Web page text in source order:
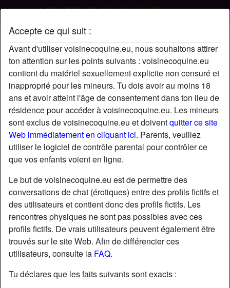
Accepte ce qui suit :
Avant d'utiliser voisinecoquine.eu, nous souhaitons attirer
ton attention sur les points suivants : voisinecoquine.eu
contient du matériel sexuellement explicite non censuré et
inapproprié pour les mineurs. Tu dois avoir au moins 18
ans et avoir atteint l'âge de consentement dans ton lieu de
résidence pour accéder à voisinecoquine.eu. Les mineurs
sont exclus de voisinecoquine.eu et doiventquitter ce site
Web immédiatement en cliquant ici. Parents, veuillez
utiliser le logiciel de contrôle parental pour contrôler ce
que vos enfants voient en ligne.
Le but de voisinecoquine.eu est de permettre des
conversations de chat (érotiques) entre des profils fictifs et
des utilisateurs et contient donc des profils fictifs. Les
rencontres physiques ne sont pas possibles avec ces
profils fictifs. De vrais utilisateurs peuvent également être
trouvés sur le site Web. Afin de différencier ces
utilisateurs, consulte la FAQ.
Tu déclares que les faits suivants sont exacts :
JoubertBitch's profil
starAjouter chatDiscuter !